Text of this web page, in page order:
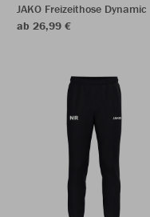
JAKO Freizeithose Dynamic
ab 26,99 €